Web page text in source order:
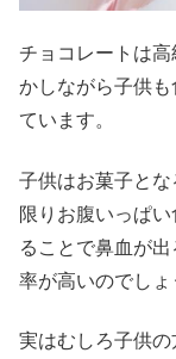
チョコレートは
かしながら子供
ています。
子供はお菓子と
限りお腹いっぱ
ることで鼻血が
率が高いのでしょ
実はむしろ子供